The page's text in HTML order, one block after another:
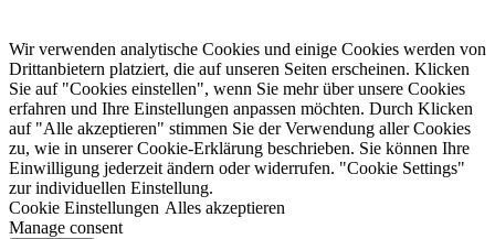
Wir verwenden analytische Cookies und einige Cookies werden von
Drittanbietern platziert, die auf unseren Seiten erscheinen. Klicken
Sie auf "Cookies einstellen", wenn Sie mehr über unsere Cookies
erfahren und Ihre Einstellungen anpassen möchten. Durch Klicken
auf "Alle akzeptieren" stimmen Sie der Verwendung aller Cookies
zu, wie in unserer Cookie-Erklärung beschrieben. Sie können Ihre
Einwilligung jederzeit ändern oder widerrufen. "Cookie Settings"
zur individuellen Einstellung.
Cookie Einstellungen Alles akzeptieren
Manage consent